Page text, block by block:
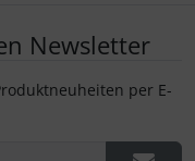
Newsletter
per E-